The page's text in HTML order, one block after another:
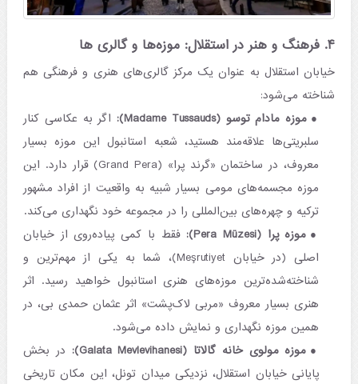
۴. فرهنگ و هنر در استقلال: موزه‌ها و گالری ها
خیابان استقلال به عنوان یک مرکز گالری‌های هنری و فرهنگی هم
شناخته می‌شود:
موزه مادام توسو (Madame Tussauds):
اگر به عکاسی کنار
سلبریتی‌ها علاقه‌مند هستید، شعبه استانبول این موزه بسیار
معروف، در ساختمان «گرند پرا» (Grand Pera) قرار دارد. این
موزه مجسمه‌های مومی بسیار شبیه به واقعیت از افراد مشهور
ترکیه و چهره‌های بین‌المللی را در مجموعه خود نگهداری می‌کند.
موزه پرا (Pera Müzesi):
فقط با کمی پیاده‌روی از خیابان
اصلی (در خیابان Meşrutiyet)، شما به یکی از مهم‌ترین و
شناخته‌شده‌ترین موزه‌های هنری استانبول خواهید رسید. اثر
هنری بسیار معروف «مربی لاک‌پشت» اثر عثمان حمدی بی، در
همین موزه نگهداری و نمایش داده می‌شود.
موزه مولوی خانه گالاتا (Galata Mevlevihanesi):
در بخش
پایانی خیابان استقلال، نزدیکی میدان تونل، این مکان تاریخی